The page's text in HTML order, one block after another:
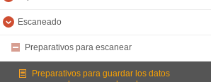
Escaneado
Preparativos para escanear
Preparativos para guardar los datos